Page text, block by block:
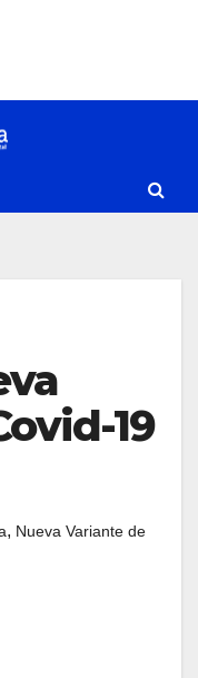
19
, Nueva Variante de